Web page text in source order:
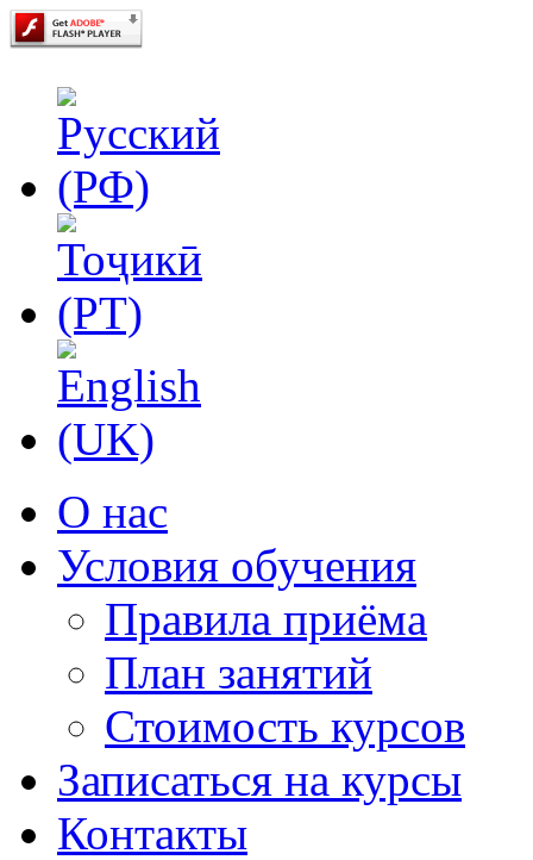
О нас
Условия обучения
Правила приёма
План занятий
Стоимость курсов
Записаться на курсы
Контакты